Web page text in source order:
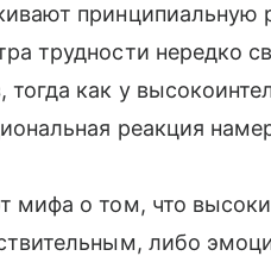
принципиальную
трудности нередко
как у
реакция
мифа о том, что
либо